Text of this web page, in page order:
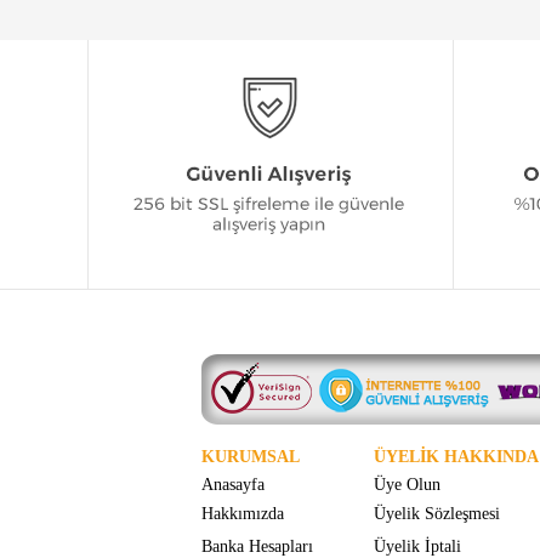
KURUMSAL ÜYELİK HAKKINDA
Anasayfa Üye Olun
Hakkımızda
Üyelik Sözleşmesi
Banka Hesapları
Üyelik İptali